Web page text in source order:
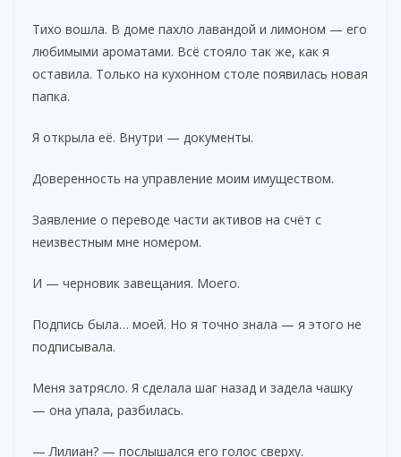
Тихо вошла. В доме пахло лавандой и лимоном — его
любимыми ароматами. Всё стояло так же, как я
оставила. Только на кухонном столе появилась новая
папка.
Я открыла её. Внутри — документы.
Доверенность на управление моим имуществом.
Заявление о переводе части активов на счёт с
неизвестным мне номером.
И — черновик завещания. Моего.
Подпись была… моей. Но я точно знала — я этого не
подписывала.
Меня затрясло. Я сделала шаг назад и задела чашку
— она упала, разбилась.
— Лилиан? — послышался его голос сверху.